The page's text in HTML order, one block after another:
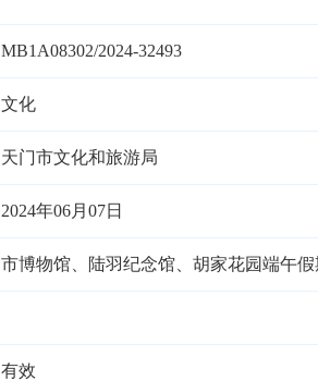
MB1A08302/2024-32493
文化
天门市文化和旅游局
2024年06月07日
市博物馆、陆羽纪念馆、胡家花园端午
有效